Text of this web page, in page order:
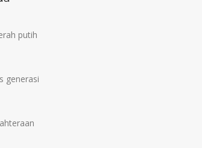
putih
generasi